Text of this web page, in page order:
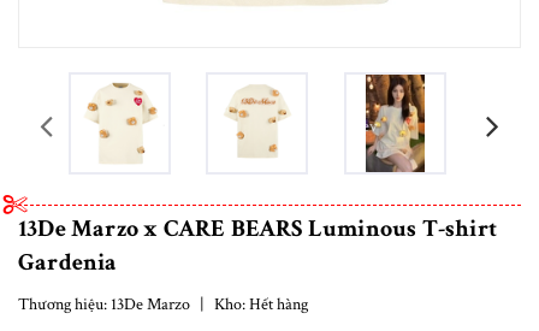
prev
13De Marzo x CARE BEARS Luminous T-shirt
Gardenia
Thương hiệu: 13De Marzo | Kho:Hết hàng